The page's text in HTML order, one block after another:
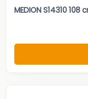
MEDION S14310